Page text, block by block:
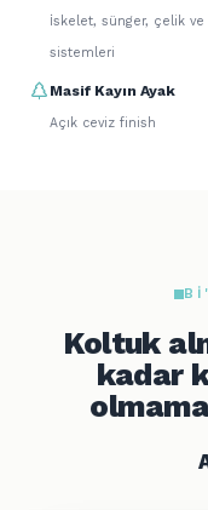
İskelet, sünger, çelik ve
sistemleri
Masif Kayın Ayak
Açık ceviz finish
Koltuk
kadar